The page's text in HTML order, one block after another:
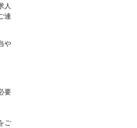
人
連
や
要
ご